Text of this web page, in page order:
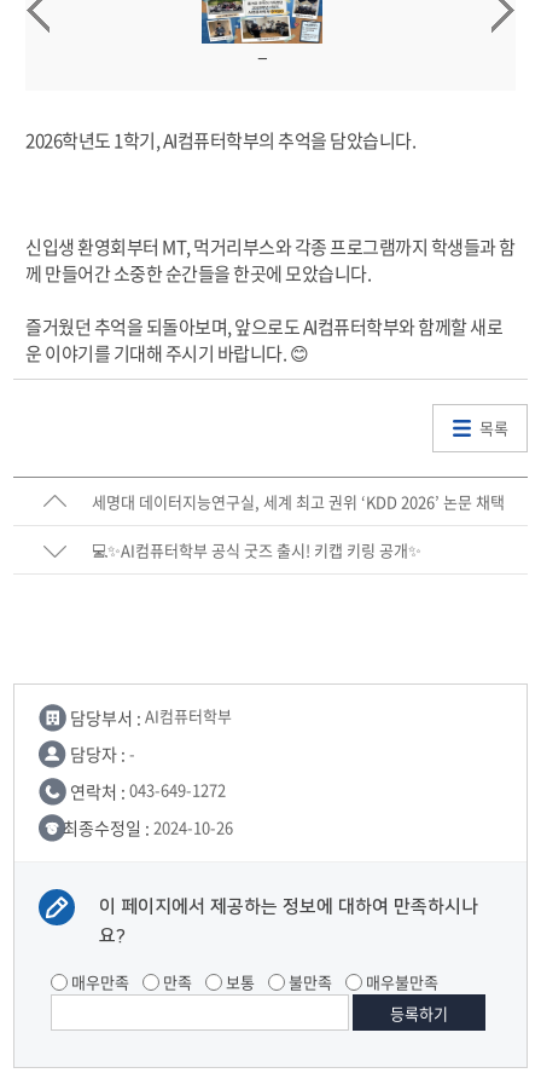
2026학년도 1학기, AI컴퓨터학부의 추억을 담았습니다.
신입생 환영회부터 MT, 먹거리부스와 각종 프로그램까지 학생들과 함
께 만들어간 소중한 순간들을 한곳에 모았습니다.
즐거웠던 추억을 되돌아보며, 앞으로도 AI컴퓨터학부와 함께할 새로
운 이야기를 기대해 주시기 바랍니다. 😊
목록
세명대 데이터지능연구실, 세계 최고 권위 ‘KDD 2026’ 논문 채택
···AI 편향성 밝혀내
💻✨AI컴퓨터학부 공식 굿즈 출시! 키캡 키링 공개✨
담당부서 : AI컴퓨터학부
담당자 : -
연락처 : 043-649-1272
최종수정일 : 2024-10-26
이 페이지에서 제공하는 정보에 대하여 만족하시나
요?
매우만족 만족 보통 불만족 매우불만족